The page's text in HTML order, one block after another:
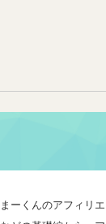
まーくんのアフィリ